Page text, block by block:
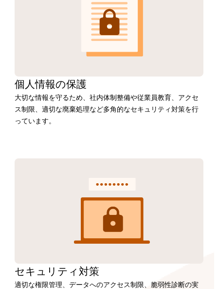
個人情報の保護
大切な情報を守るため、社内体制整備や従業員教育、アクセ
ス制限、適切な廃棄処理など多角的なセキュリティ対策を行
っています。
セキュリティ対策
適切な権限管理、データへのアクセス制限、脆弱性診断の実